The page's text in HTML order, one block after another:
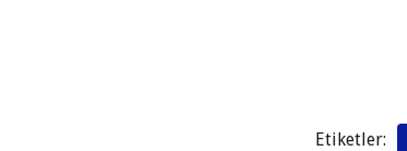
Etiketler: